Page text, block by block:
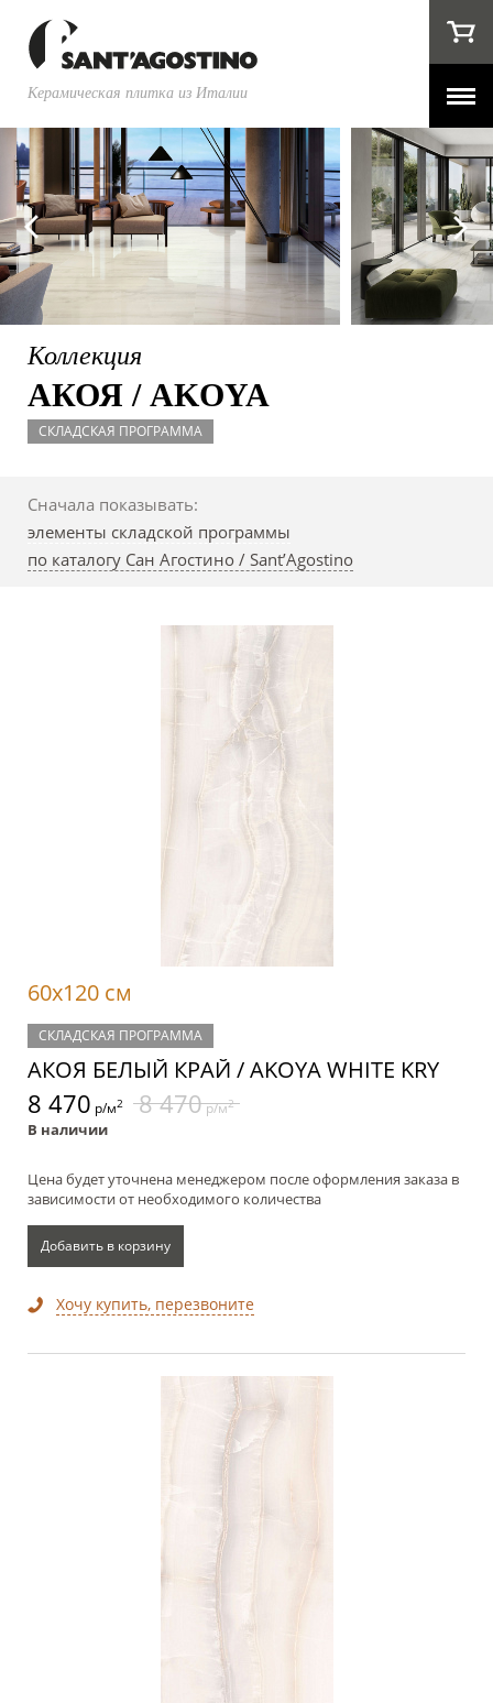
Керамическая плитка из Италии
Коллекция
АКОЯ / AKOYA
СКЛАДСКАЯ ПРОГРАММА
Сначала показывать:
элементы складской программы
по каталогу Сан Агостино / Sant’Agostino
60x120 см
СКЛАДСКАЯ ПРОГРАММА
АКОЯ БЕЛЫЙ КРАЙ / AKOYA WHITE KRY
8 470 р/м2 8 470р/м2
В наличии
Цена будет уточнена менеджером после оформления заказа в
зависимости от необходимого количества
Добавить в корзину
Хочу купить, перезвоните